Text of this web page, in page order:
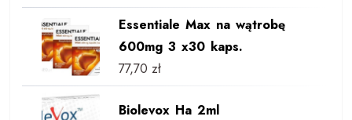
Essentiale Max na wątrobę
600mg 3 x30 kaps.
77,70 zł
Biolevox Ha 2ml